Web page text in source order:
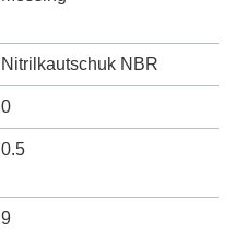
Nitrilkautschuk NBR
0
0.5
9